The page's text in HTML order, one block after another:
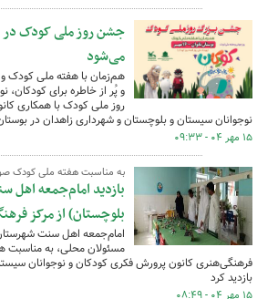
جشن روز ملی کودک در
می‌شود
هم‌زمان با هفته ملی کودک و
و پُر از خاطره برای کودکان،
روز ملی کودک با همکاری
نوجوانان سیستان و بلوچستان و شهرداری زاهدان در
۱۵ مهر ۰۴ - ۰۹:۳۳
به مناسبت هفته ملی کودک
بازدید امام‌جمعه
بلوچستان) از مرکز
امام‌جمعه اهل سنت
مسئولان محلی، به مناسبت
فرهنگی‌هنری کانون پرورش فکری کودکان و نوجوانان
بازدید کرد
۱۵ مهر ۰۴ - ۰۸:۴۹